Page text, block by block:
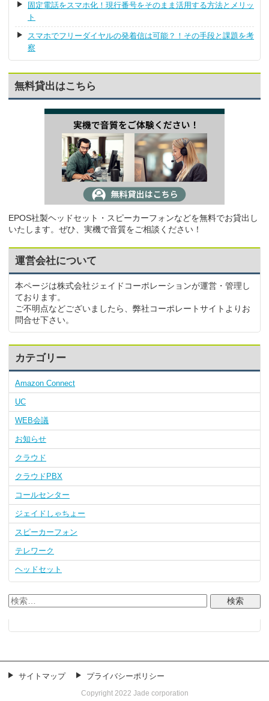
固定電話をスマホ化！現行番号をそのまま活用する方法とメリッ
ト
スマホでフリーダイヤルの発着信は可能？！その手段と課題を考
察
無料貸出はこちら
EPOS社製ヘッドセット・スピーカーフォンなどを無料でお貸出し
いたします。ぜひ、実機で音質をご相談ください！
運営会社について
本ページは株式会社ジェイドコーポレーションが運営・管理し
ております。
ご不明点などございましたら、弊社コーポレートサイトよりお
問合せ下さい。
カテゴリー
Amazon Connect
UC
WEB会議
お知らせ
クラウド
クラウドPBX
コールセンター
ジェイドしゃちょー
スピーカーフォン
テレワーク
ヘッドセット
サイトマップ プライバシーポリシー
Copyright 2022 Jade corporation